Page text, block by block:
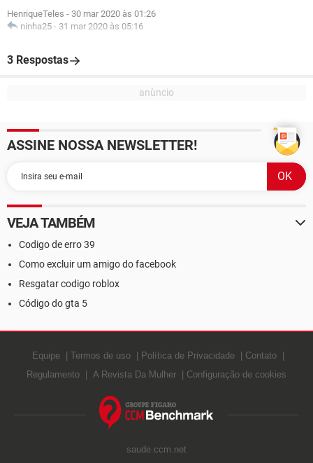
HenriqueTeles - 30 mar 2020 às 01:26
ninha25 - 31 mar 2020 às 05:16
3 Respostas
ASSINE NOSSA NEWSLETTER!
VEJA TAMBÉM
Codigo de erro 39
Como excluir um amigo do facebook
Resgatar codigo roblox
Código do gta 5
Equipe Termos de uso Política de Privacidade
Contato
Regulamento
A Revista Da Mulher Configuração de cookies
saude.ccm.net